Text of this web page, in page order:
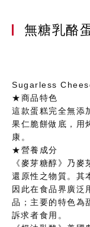
無糖乳酪
Sugarless
★商品特色
這款蛋糕完全無添
果仁脆餅做底，用
康。
★營養成分
《麥芽糖醇》乃
還原性之物質。其
因此在食品界廣泛
品；主要的特色為
訴求者食用。